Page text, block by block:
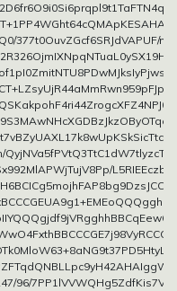
377t0OuvZGcf6SRJdVAPUF/
96/